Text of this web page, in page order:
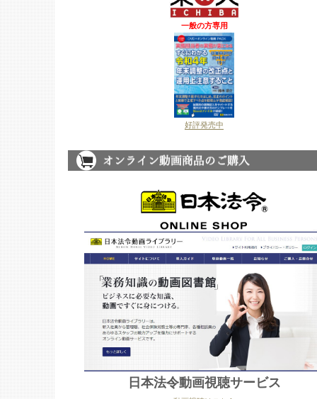
一般の方専用
好評発売中
日本法令動画視聴サービス